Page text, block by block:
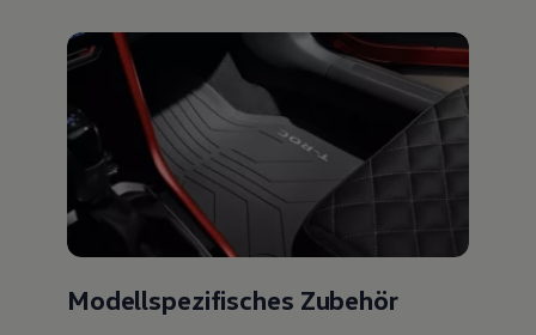
Modellspezifisches Zubehör